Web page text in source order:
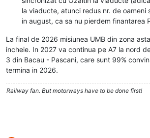
la viaducte, atunci redus nr. de oameni
in august, ca sa nu pierdem finantarea
La final de 2026 misiunea UMB din zona
incheie. In 2027 va continua pe A7 la nord
3 din Bacau - Pascani, care sunt 99%
termina in 2026.
Railway fan. But motorways have to be done first!